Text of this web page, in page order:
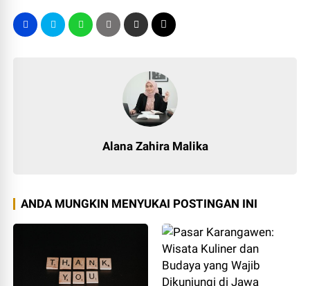
Alana Zahira Malika
ANDA MUNGKIN MENYUKAI POSTINGAN INI